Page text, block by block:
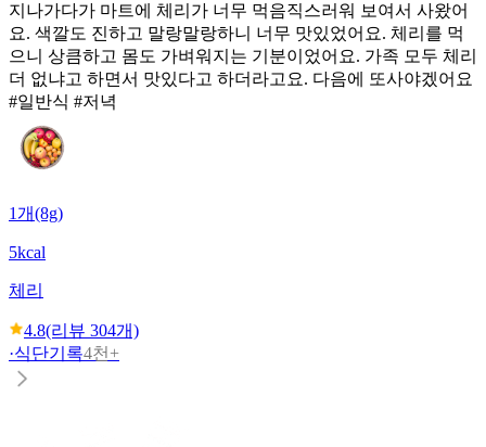
지나가다가 마트에 체리가 너무 먹음직스러워 보여서 사왔어
요. 색깔도 진하고 말랑말랑하니 너무 맛있었어요. 체리를 먹
으니 상큼하고 몸도 가벼워지는 기분이었어요. 가족 모두 체리
더 없냐고 하면서 맛있다고 하더라고요. 다음에 또사야겠어요
#일반식 #저녁
1개(8g)
5kcal
체리
4.8(리뷰 304개)
·식단기록4천+